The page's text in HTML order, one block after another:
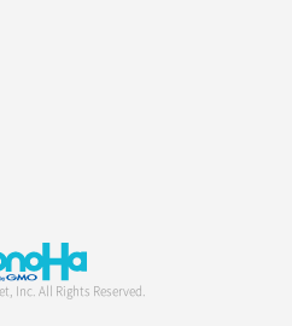
Inc. All Rights Reserved.